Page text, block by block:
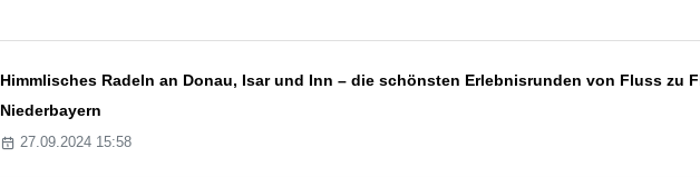
Himmlisches Radeln an Donau, Isar und Inn – die schönsten Erlebnisrunden von Fluss zu
Niederbayern
27.09.2024 15:58